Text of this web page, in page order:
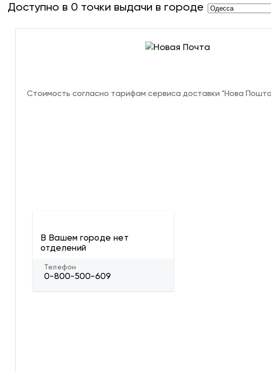
Доступно в 0 точки выдачи в городе
Стоимость согласно тарифам сервиса доставки "Нова
В Вашем городе нет
отделений
Телефон
0-800-500-609